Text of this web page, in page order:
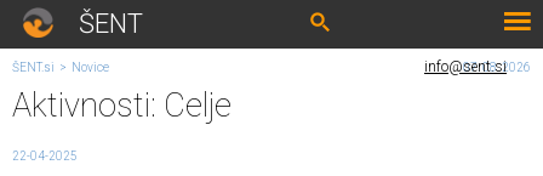
ŠENT
info@sent.si
07. 08. 2026
ŠENT.si > Novice
Aktivnosti: Celje
22-04-2025